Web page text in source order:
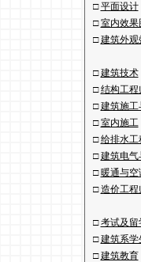
□平面设计
□室内效果
□建筑外观
□建筑技术
□结构工程
□建筑施工
□室内施工
□给排水工
□建筑电气
□暖通与空
□造价工程
□考试及留
□建筑系学
□建筑教育